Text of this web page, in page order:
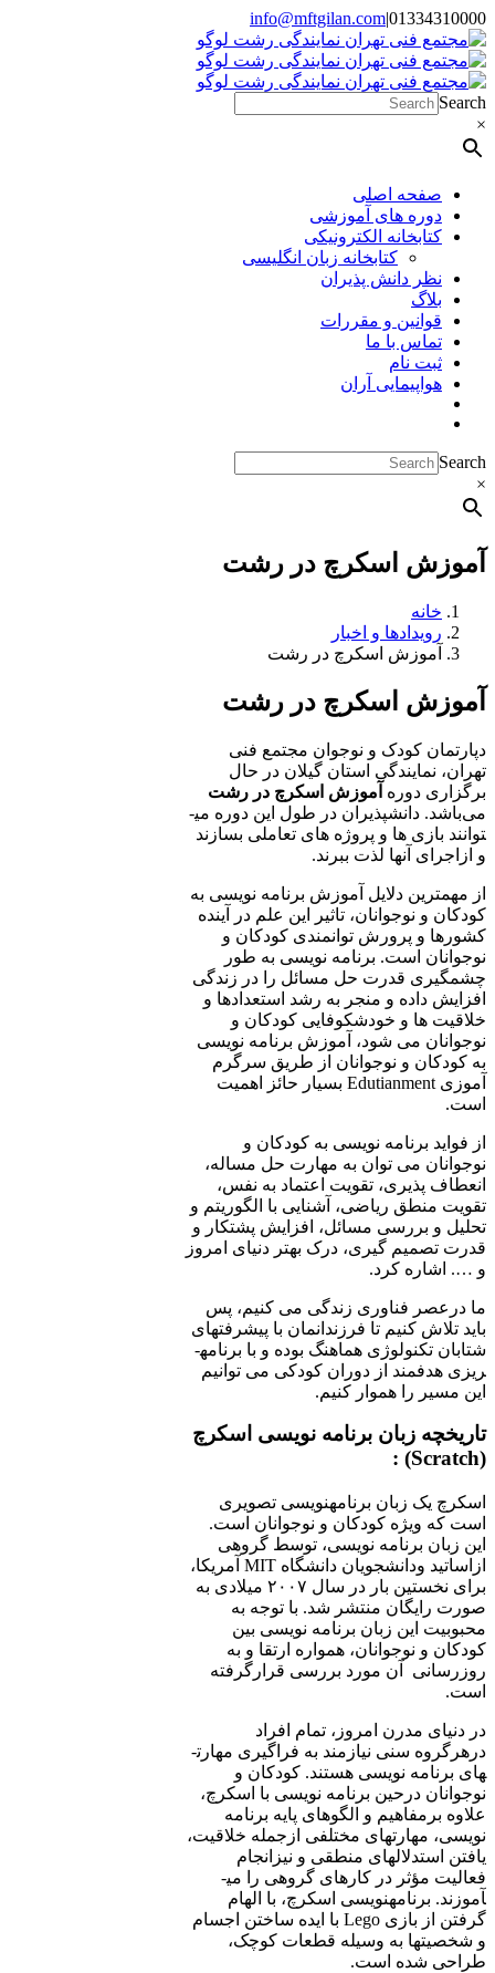
Skip
to
content
01334310000
|
info@mftgilan.com
Instagram
LinkedIn
Search
×
صفحه اصلی
دوره های آموزشی
کتابخانه الکترونیکی
کتابخانه زبان انگلیسی
نظر دانش پذیران
بلاگ
قوانین و مقررات
تماس با ما
ثبت نام
هواپیمایی آران
Search
×
آموزش اسکرچ در رشت
خانه
رویدادها و اخبار
آموزش اسکرچ در رشت
آموزش اسکرچ در رشت
دپارتمان کودک و نوجوان مجتمع فنی
تهران، نمایندگی استان گیلان در حال
برگزاری دوره آموزش اسکرچ در رشت
می‌باشد. دانشپذیران در طول این دوره می­
توانند بازی­­ ها و پروژه­ های تعاملی بسازند
و ازاجرای آنها لذت ببرند.
از مهمترین دلایل آموزش برنامه­ نویسی به
کودکان و نوجوانان، تاثیر این علم در آینده
کشورها و پرورش توانمندی کودکان و
نوجوانان است. برنامه ­نویسی به طور
چشم­گیری قدرت حل مسائل را در زندگی
افزایش داده و منجر به رشد استعدادها و
خلاقیت­ ها و خود­شکوفایی کودکان و
نوجوانان می شود، آموزش برنامه­ نویسی
به کودکان و نوجوانان از طریق سرگرم
آموزی Edutianment بسیار حائز اهمیت
است.
از فواید برنامه نویسی به کودکان و
نوجوانان می توان به مهارت حل مساله،
انعطاف پذیری، تقویت اعتماد به نفس،
تقویت منطق ریاضی، آشنایی با الگوریتم و
تحلیل و بررسی مسائل، افزایش پشتکار و
قدرت تصمیم گیری، درک بهتر دنیای امروز
و …. اشاره کرد.
ما درعصر فناوری زندگی می کنیم، پس
باید تلاش کنیم تا فرزندانمان با پیشرفت­های
شتابان تکنولوژی هماهنگ بوده و با برنامه­
ریزی هدفمند از دوران کودکی می توانیم
این مسیر را هموار کنیم.
تاریخچه زبان برنامه نویسی اسکرچ
(
Scratch
) :
اسکرچ یک زبان برنامه­نویسی تصویری
است که ویژه کودکان و نوجوانان است.
این زبان برنامه ­نویسی، توسط گروهی
ازاساتید ودانشجویان دانشگاه MIT آمریکا،
برای نخستین بار در سال ۲۰۰۷ میلادی به
صورت رایگان منتشر شد. با توجه به
محبوبیت این زبان برنامه ­نویسی بین
کودکان و نوجوانان، همواره ارتقا و به
روزرسانی آن مورد بررسی قرار­گرفته
است.
در دنیای مدرن امروز، تمام افراد
درهرگروه سنی نیازمند به فراگیری مهارت­
های برنامه ­نویسی هستند. کودکان و
نوجوانان درحین برنامه ­نویسی با اسکرچ،
علاوه برمفاهیم و الگوهای پایه برنامه
نویسی، مهارت­های مختلفی ازجمله خلاقیت،
یافتن استدلال­های منطقی و نیزانجام
فعالیت مؤثر در کارهای گروهی را می­
آموزند. برنامه­نویسی اسکرچ، با الهام
گرفتن از بازی Lego با ایده ساختن اجسام
و شخصیت­ها به وسیله قطعات کوچک،
طراحی شده است.